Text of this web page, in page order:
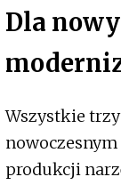
Dla
Wszystkie
produkcji